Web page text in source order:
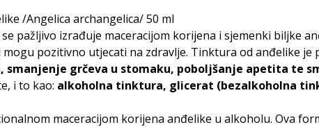
/Angelica archangelica/ 50 ml
pažljivo izrađuje maceracijom korijena i sjemenki biljke
pozitivno utjecati na zdravlje. Tinktura od anđelike
smanjenje grčeva u stomaku, poboljšanje apetita te
i to kao: alkoholna tinktura, glicerat (bezalkoholna
maceracijom korijena anđelike u alkoholu. Ova